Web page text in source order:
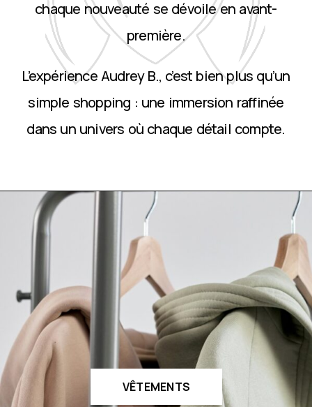
chaque nouveauté se dévoile en avant-
première.
L’expérience Audrey B., c’est bien plus qu’un
simple shopping : une immersion raffinée
dans un univers où chaque détail compte.
VÊTEMENTS